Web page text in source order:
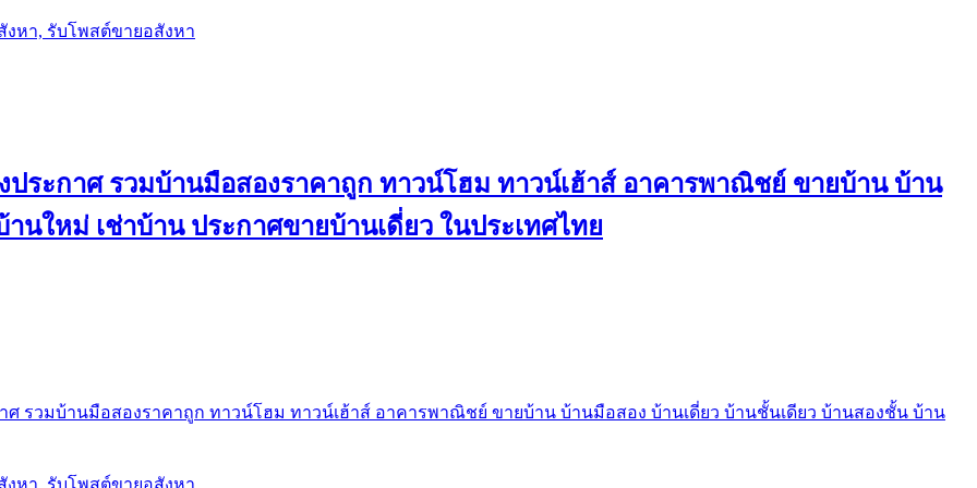
งหา, รับโพสต์ขายอสังหา
ประกาศ รวมบ้านมือสองราคาถูก ทาวน์โฮม ทาวน์เฮ้าส์ อาคารพาณิชย์ ขายบ้าน บ้าน
นใหม่ เช่าบ้าน ประกาศขายบ้านเดี่ยว ในประเทศไทย
ศ รวมบ้านมือสองราคาถูก ทาวน์โฮม ทาวน์เฮ้าส์ อาคารพาณิชย์ ขายบ้าน บ้านมือสอง บ้านเดี่ยว บ้านชั้นเดียว บ้านสองชั้น บ้าน
งหา, รับโพสต์ขายอสังหา